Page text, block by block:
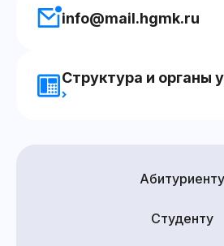
info@mail.hgmk.ru
Структура и органы
Абитуриенту
Студенту